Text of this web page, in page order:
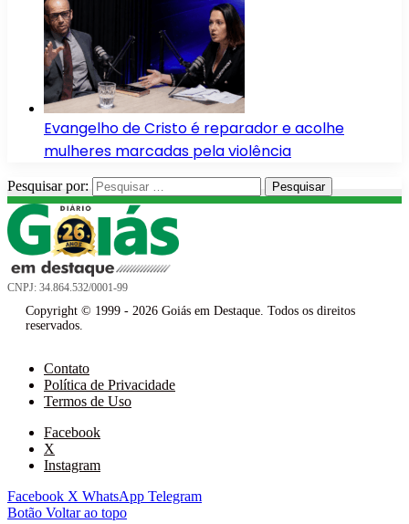
Evangelho de Cristo é reparador e acolhe
mulheres marcadas pela violência
Pesquisar por:
CNPJ: 34.864.532/0001-99
Copyright © 1999 - 2026 Goiás em Destaque. Todos os direitos
reservados.
Contato
Política de Privacidade
Termos de Uso
Facebook
X
Instagram
Facebook X WhatsApp Telegram
Botão Voltar ao topo